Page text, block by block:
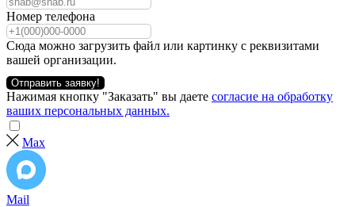
Номер телефона
Сюда можно загрузить файл или картинку с реквизитами
вашей организации.
Отправить заявку!
Нажимая кнопку "Заказать" вы даете согласие на обработку
ваших персональных данных.
Max
Mail